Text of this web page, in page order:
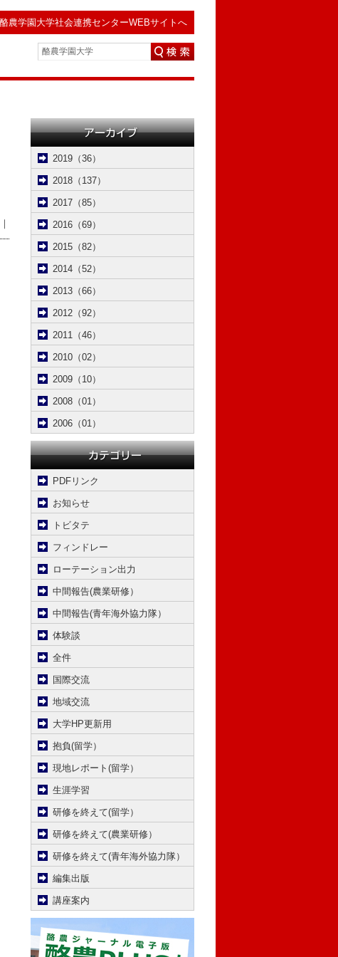
酪農学園大学社会連携センターWEBサイトへ
｜
2019（36）
2018（137）
2017（85）
2016（69）
2015（82）
2014（52）
2013（66）
2012（92）
2011（46）
2010（02）
2009（10）
2008（01）
2006（01）
PDFリンク
お知らせ
トビタテ
フィンドレー
ローテーション出力
中間報告(農業研修）
中間報告(青年海外協力隊）
体験談
全件
国際交流
地域交流
大学HP更新用
抱負(留学）
現地レポート(留学）
生涯学習
研修を終えて(留学）
研修を終えて(農業研修）
研修を終えて(青年海外協力隊）
編集出版
講座案内